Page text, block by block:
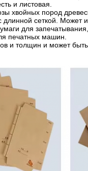
и листовая.
хвойных пород
сеткой. Может
для
печатных машин.
и толщин и может быть